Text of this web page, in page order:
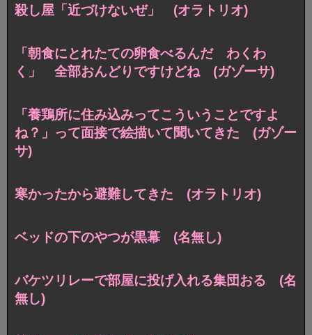
殺し屋「近づけないぜ」 (オラトリオ)
「朝食にとれたての卵食べるんだ わくわ
く」 全部おんどりですけどね (ガゾーサ)
「養鶏所に住み込みってこういうことですよ
ね？」って面接で絵描いて聞いてきた (ガゾー
サ)
寒かったから避難してきた (オラトリオ)
ベッドの下のやつが黒幕 (名無し)
バケツリレーで部屋に投げ入れる集団おる (名
無し)